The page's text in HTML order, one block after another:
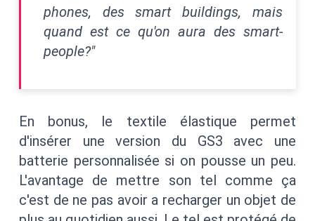
phones, des smart buildings, mais
quand est ce qu'on aura des smart-
people?"
En bonus, le textile élastique permet
d'insérer une version du GS3 avec une
batterie personnalisée si on pousse un peu.
L'avantage de mettre son tel comme ça
c'est de ne pas avoir a recharger un objet de